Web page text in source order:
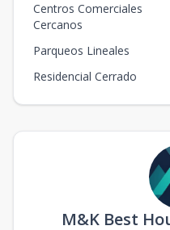
Centros Comerciales
Cercanos
Parqueos Lineales
Residencial Cerrado
M&K Best